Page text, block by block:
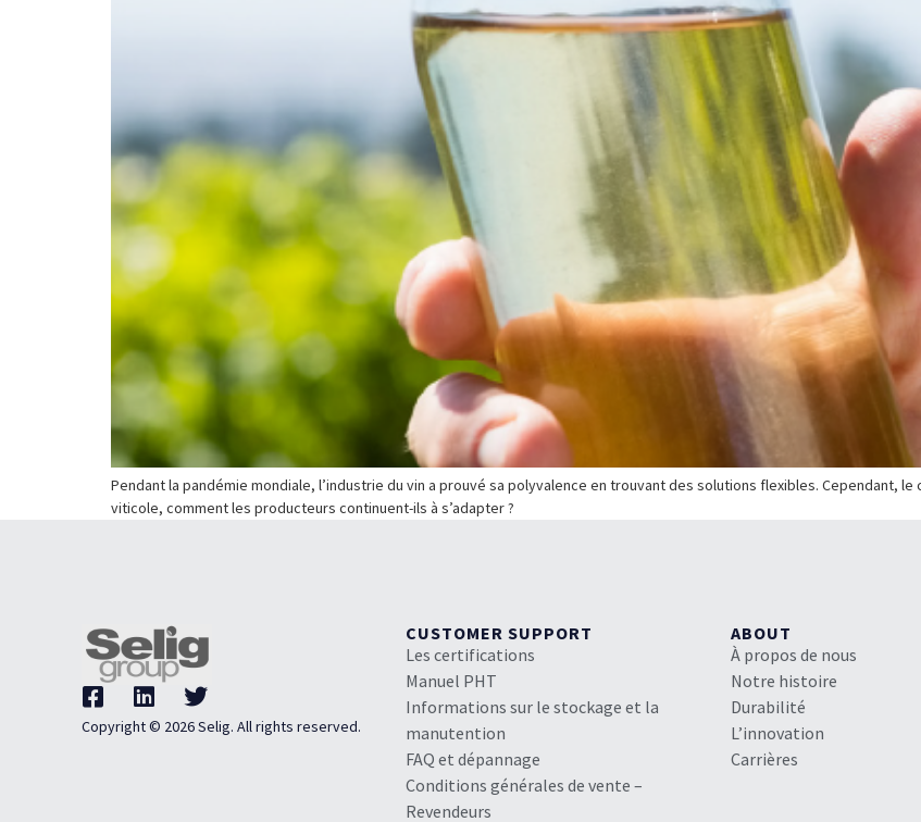
Pendant la pandémie mondiale, l’industrie du vin a prouvé sa polyvalence en trouvant des solutions flexibles. Cependant,
viticole, comment les producteurs continuent-ils à s’adapter ?
Copyright © 2026 Selig. All rights reserved.
CUSTOMER SUPPORT
Les certifications
Manuel PHT
Informations sur le stockage et la
manutention
FAQ et dépannage
Conditions générales de vente –
Revendeurs
ABOUT
À propos de nous
Notre histoire
Durabilité
L’innovation
Carrières